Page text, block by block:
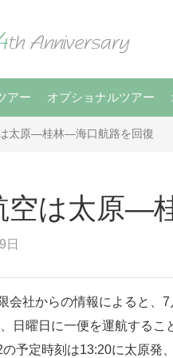
アー オプショナルツアー
太原―桂林―海口航路を回復
空は太原―
日
会社からの情報によると、
日曜日に一便を運航するこ
予定時刻は13:20に太原発